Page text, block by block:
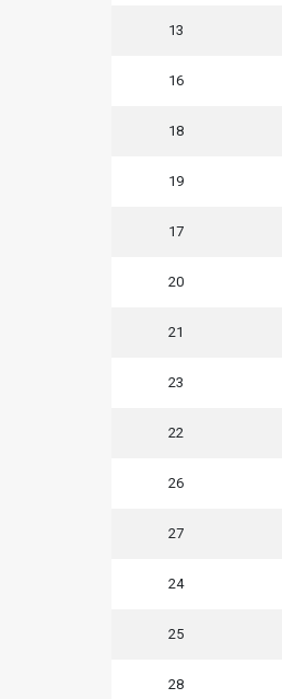
13
16
18
19
17
20
21
23
22
26
27
24
25
28